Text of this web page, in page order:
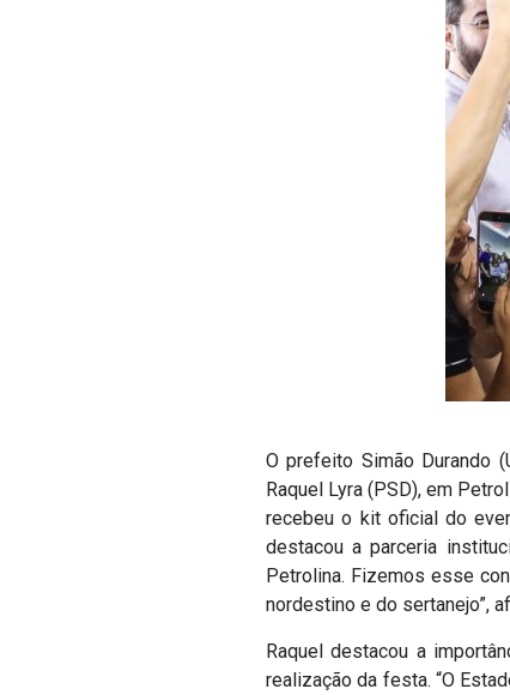
O prefeito Simão Durando
Raquel Lyra (PSD), em
recebeu o kit oficial do
destacou a parceria
Petrolina. Fizemos esse
nordestino e do sertanejo”,
Raquel destacou a
realização da festa. “O